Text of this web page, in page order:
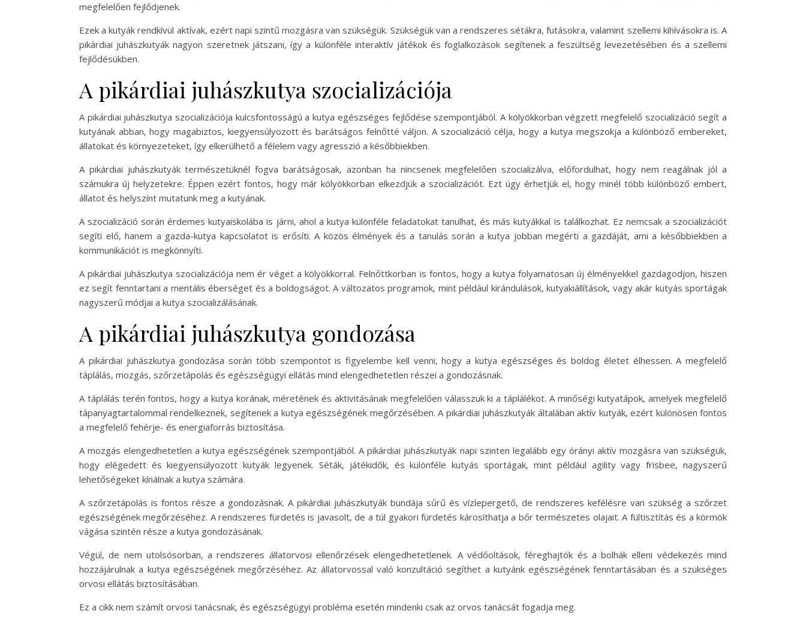
megfelelően fejlődjenek.
Ezek a kutyák rendkívül aktívak, ezért napi szintű mozgásra van szükségük. Szükségük van a rendszeres sétákra, futásokra, valamint szellemi kihívásokra is. A
pikárdiai juhászkutyák nagyon szeretnek játszani, így a különféle interaktív játékok és foglalkozások segítenek a feszültség levezetésében és a szellemi
fejlődésükben.
A pikárdiai juhászkutya szocializációja
A pikárdiai juhászkutya szocializációja kulcsfontosságú a kutya egészséges fejlődése szempontjából. A kölyökkorban végzett megfelelő szocializáció segít a
kutyának abban, hogy magabiztos, kiegyensúlyozott és barátságos felnőtté váljon. A szocializáció célja, hogy a kutya megszokja a különböző embereket,
állatokat és környezeteket, így elkerülhető a félelem vagy agresszió a későbbiekben.
A pikárdiai juhászkutyák természetüknél fogva barátságosak, azonban ha nincsenek megfelelően szocializálva, előfordulhat, hogy nem reagálnak jól a
számukra új helyzetekre. Éppen ezért fontos, hogy már kölyökkorban elkezdjük a szocializációt. Ezt úgy érhetjük el, hogy minél több különböző embert,
állatot és helyszínt mutatunk meg a kutyának.
A szocializáció során érdemes kutyaiskolába is járni, ahol a kutya különféle feladatokat tanulhat, és más kutyákkal is találkozhat. Ez nemcsak a szocializációt
segíti elő, hanem a gazda-kutya kapcsolatot is erősíti. A közös élmények és a tanulás során a kutya jobban megérti a gazdáját, ami a későbbiekben a
kommunikációt is megkönnyíti.
A pikárdiai juhászkutya szocializációja nem ér véget a kölyökkorral. Felnőttkorban is fontos, hogy a kutya folyamatosan új élményekkel gazdagodjon, hiszen
ez segít fenntartani a mentális éberséget és a boldogságot. A változatos programok, mint például kirándulások, kutyakiállítások, vagy akár kutyás sportágak
nagyszerű módjai a kutya szocializálásának.
A pikárdiai juhászkutya gondozása
A pikárdiai juhászkutya gondozása során több szempontot is figyelembe kell venni, hogy a kutya egészséges és boldog életet élhessen. A megfelelő
táplálás, mozgás, szőrzetápolás és egészségügyi ellátás mind elengedhetetlen részei a gondozásnak.
A táplálás terén fontos, hogy a kutya korának, méretének és aktivitásának megfelelően válasszuk ki a táplálékot. A minőségi kutyatápok, amelyek megfelelő
tápanyagtartalommal rendelkeznek, segítenek a kutya egészségének megőrzésében. A pikárdiai juhászkutyák általában aktív kutyák, ezért különösen fontos
a megfelelő fehérje- és energiaforrás biztosítása.
A mozgás elengedhetetlen a kutya egészségének szempontjából. A pikárdiai juhászkutyák napi szinten legalább egy órányi aktív mozgásra van szükségük,
hogy elégedett és kiegyensúlyozott kutyák legyenek. Séták, játékidők, és különféle kutyás sportágak, mint például agility vagy frisbee, nagyszerű
lehetőségeket kínálnak a kutya számára.
A szőrzetápolás is fontos része a gondozásnak. A pikárdiai juhászkutyák bundája sűrű és vízlepergető, de rendszeres kefélésre van szükség a szőrzet
egészségének megőrzéséhez. A rendszeres fürdetés is javasolt, de a túl gyakori fürdetés károsíthatja a bőr természetes olajait. A fültisztítás és a körmök
vágása szintén része a kutya gondozásának.
Végül, de nem utolsósorban, a rendszeres állatorvosi ellenőrzések elengedhetetlenek. A védőoltások, féreghajtók és a bolhák elleni védekezés mind
hozzájárulnak a kutya egészségének megőrzéséhez. Az állatorvossal való konzultáció segíthet a kutyánk egészségének fenntartásában és a szükséges
orvosi ellátás biztosításában.
Ez a cikk nem számít orvosi tanácsnak, és egészségügyi probléma esetén mindenki csak az orvos tanácsát fogadja meg.